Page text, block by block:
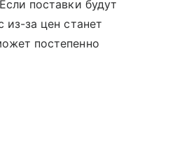
поставки будут
из-за цен станет
постепенно